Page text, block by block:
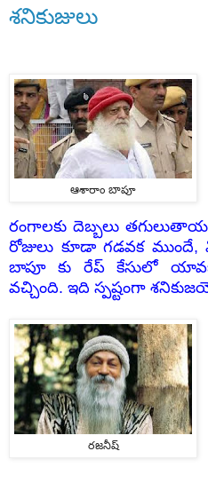
శనికుజులు
ఆశారాం బాపూ
రంగాలకు దెబ్బలు
రోజులు కూడా గడవక
బాపూ కు రేప్ కేసులో
వచ్చింది. ఇది స్పష్టంగా
రజనీష్